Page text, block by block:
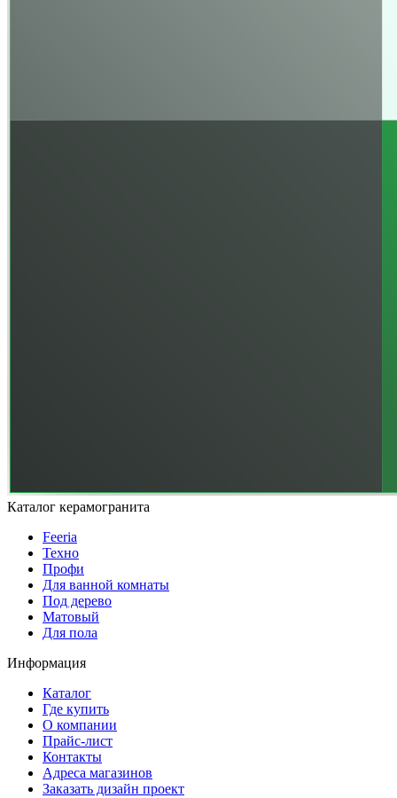
Каталог керамогранита
Feeria
Техно
Профи
Для ванной комнаты
Под дерево
Матовый
Для пола
Информация
Каталог
Где купить
О компании
Прайс-лист
Контакты
Адреса магазинов
Заказать дизайн проект